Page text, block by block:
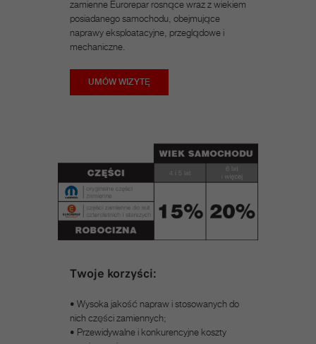
zamienne Eurorepar rosnące wraz z wiekiem
posiadanego samochodu, obejmujące
naprawy eksploatacyjne, przeglądowe i
mechaniczne.
UMÓW WIZYTĘ
Twoje korzyści:
• Wysoka jakość napraw i stosowanych do
nich części zamiennych;​
• Przewidywalne i konkurencyjne koszty